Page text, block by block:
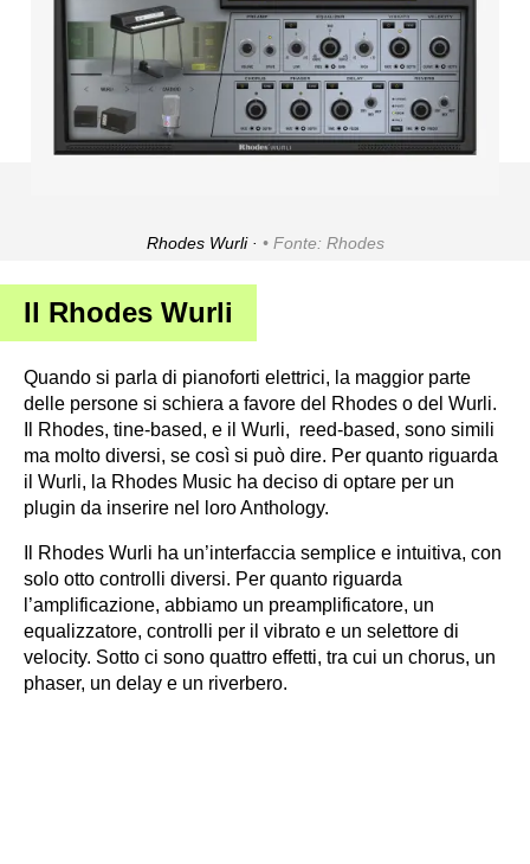
Rhodes Wurli · Fonte: Rhodes
Il Rhodes Wurli
Quando si parla di pianoforti elettrici, la maggior parte
delle persone si schiera a favore del Rhodes o del Wurli.
Il Rhodes, tine-based, e il Wurli, reed-based, sono simili
ma molto diversi, se così si può dire. Per quanto riguarda
il Wurli, la Rhodes Music ha deciso di optare per un
plugin da inserire nel loro Anthology.
Il Rhodes Wurli ha un’interfaccia semplice e intuitiva, con
solo otto controlli diversi. Per quanto riguarda
l’amplificazione, abbiamo un preamplificatore, un
equalizzatore, controlli per il vibrato e un selettore di
velocity. Sotto ci sono quattro effetti, tra cui un chorus, un
phaser, un delay e un riverbero.